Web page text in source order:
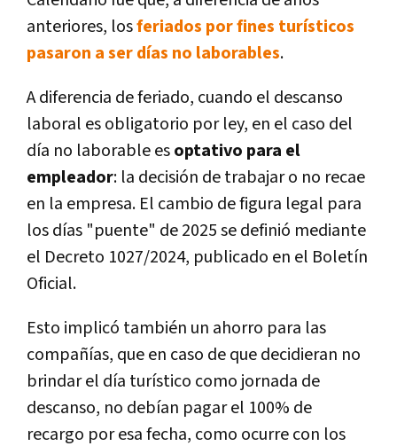
anteriores, losferiados por fines turísticos
pasaron a ser días no laborables.
A diferencia de feriado, cuando el descanso
laboral es obligatorio por ley, en el caso del
día no laborable esoptativo para el
empleador: la decisión de trabajar o no recae
en la empresa. El cambio de figura legal para
los días "puente" de 2025 se definió mediante
el Decreto 1027/2024, publicado en el Boletín
Oficial.
Esto implicó también un ahorro para las
compañías, que en caso de que decidieran no
brindar el día turístico como jornada de
descanso, no debían pagar el 100% de
recargo por esa fecha, como ocurre con los